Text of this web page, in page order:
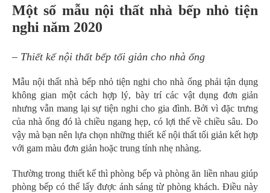
Một số mẫu nội thất nhà bếp nhỏ tiện
nghi năm 2020
– Thiết kế nội thất bếp tối giản cho nhà ống
Mẫu nội thất nhà bếp nhỏ tiện nghi cho nhà ống phải tận dụng
không gian một cách hợp lý, bày trí các vật dụng đơn giản
nhưng vẫn mang lại sự tiện nghi cho gia đình. Bởi vì đặc trưng
của nhà ống đó là chiều ngang hẹp, có lợi thế về chiều sâu. Do
vậy mà bạn nên lựa chọn những thiết kế nội thất tối giản kết hợp
với gam màu đơn giản hoặc trung tính nhẹ nhàng.
Thường trong thiết kế thì phòng bếp và phòng ăn liền nhau giúp
phòng bếp có thể lấy được ánh sáng từ phòng khách. Điều này